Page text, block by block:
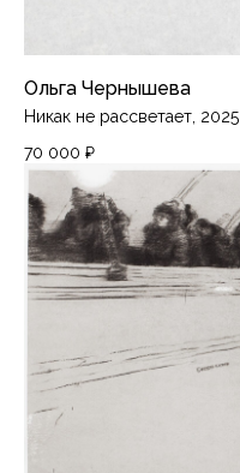
Ольга Чернышева
Никак не рассветает, 2025
70 000 ₽